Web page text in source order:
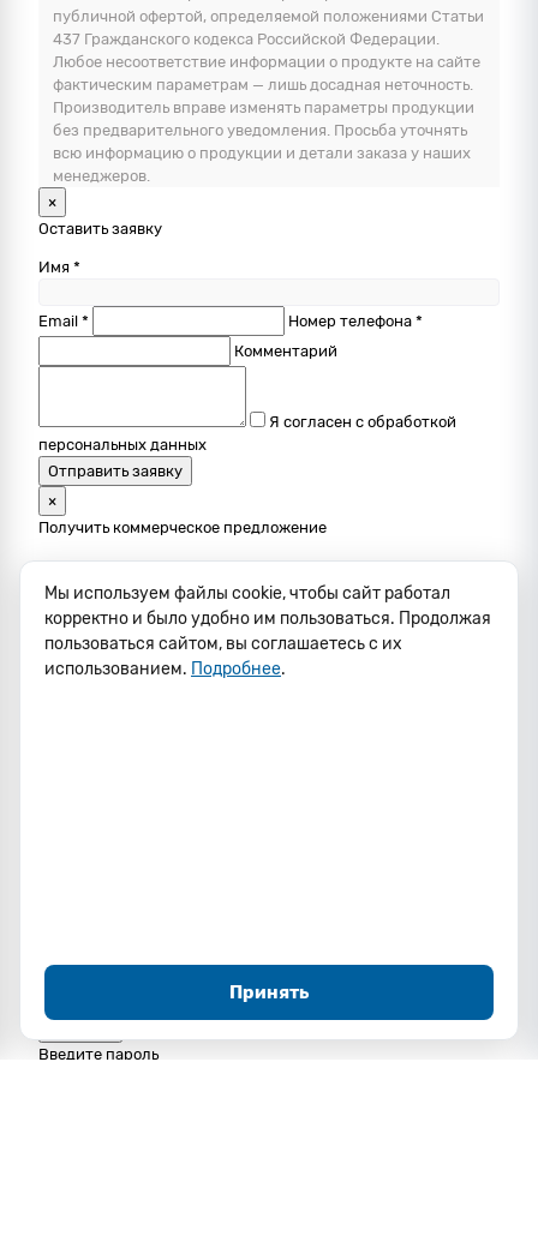
публичной офертой, определяемой положениями Статьи
437 Гражданского кодекса Российской Федерации.
Любое несоответствие информации о продукте на сайте
фактическим параметрам — лишь досадная неточность.
Производитель вправе изменять параметры продукции
без предварительного уведомления. Просьба уточнять
всю информацию о продукции и детали заказа у наших
менеджеров.
×
Оставить заявку
Имя *
Email *
Номер телефона *
Комментарий
Я согласен с обработкой
персональных данных
Отправить заявку
×
Получить коммерческое предложение
Оставьте контакты — менеджер подготовит и вышлет КП в
ближайшее время
Имя *
Email *
Введите пароль
Мы используем файлы cookie, чтобы сайт работал
корректно и было удобно им пользоваться. Продолжая
пользоваться сайтом, вы соглашаетесь с их
использованием. Подробнее.
Принять